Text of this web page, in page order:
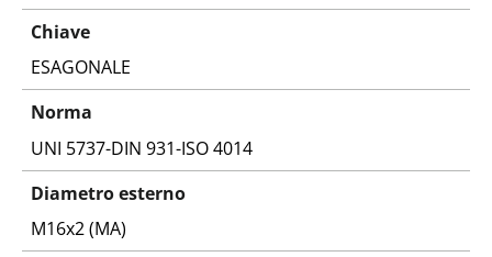
Chiave
ESAGONALE
Norma
UNI 5737-DIN 931-ISO 4014
Diametro esterno
M16x2 (MA)